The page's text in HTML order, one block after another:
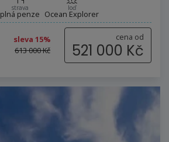
strava
plná penze
loď
Ocean Explorer
sleva 15%
613 000 Kč
cena od
521 000 Kč